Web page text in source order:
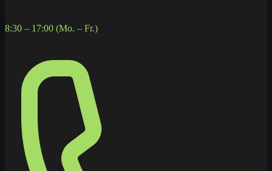
8:30 – 17:00 (Mo. – Fr.)